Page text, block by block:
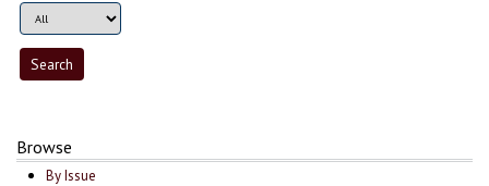
Browse
By Issue